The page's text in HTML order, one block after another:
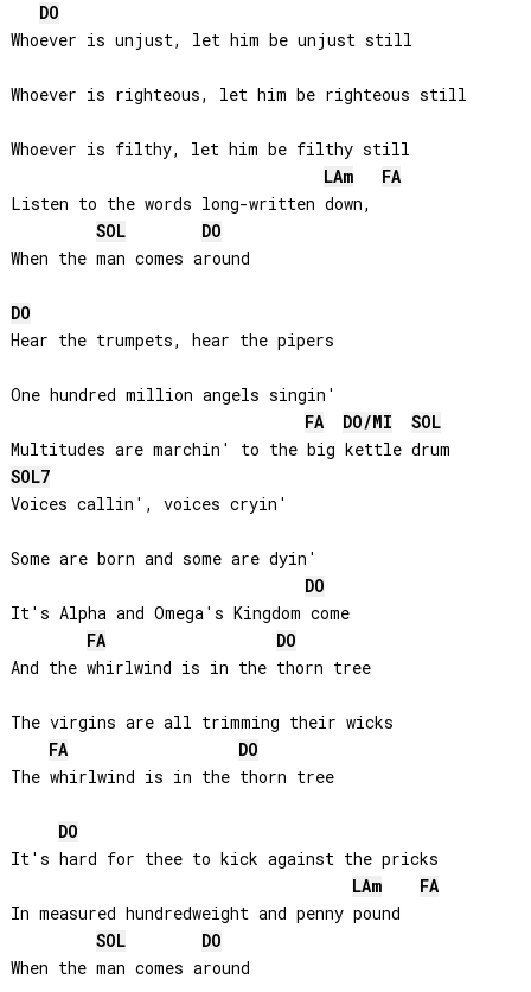
DO
Whoever is unjust, let him be unjust still
Whoever is righteous, let him be righteous still
Whoever is filthy, let him be filthy still
LAm
FA
Listen to the words long-written down,
SOL
DO
When the man comes around
DO
Hear the trumpets, hear the pipers
One hundred million angels singin'
FA
DO/MI
SOL
SOL7
Voices callin', voices cryin'
Some are born and some are dyin'
DO
It's Alpha and Omega's Kingdom come
FA
DO
And the whirlwind is in the thorn tree
The virgins are all trimming their wicks
FA
DO
The whirlwind is in the thorn tree
DO
It's hard for thee to kick against the pricks
LAm
FA
In measured hundredweight and penny pound
SOL
DO
When the man comes around